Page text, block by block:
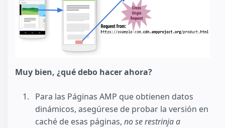
Muy bien, ¿qué debo hacer ahora?
Para las Páginas AMP que obtienen datos
dinámicos, asegúrese de probar la versión en
caché de esas páginas, no se restrinja a